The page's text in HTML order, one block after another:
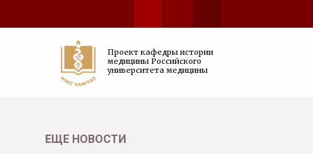
Проект кафедры истории
медицины Российского
университета медицины
ЕЩЕ НОВОСТИ